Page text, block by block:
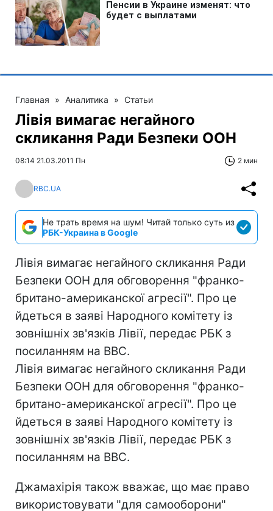
Главная » Аналитика » Статьи
Лівія вимагає негайного
скликання Ради Безпеки ООН
08:14 21.03.2011 Пн 2 мин
RBC.UA
Не трать время на шум! Читай только суть из
РБК-Украина в Google
Лівія вимагає негайного скликання Ради
Безпеки ООН для обговорення "франко-
британо-американскої агресії". Про це
йдеться в заяві Народного комітету із
зовнішніх зв'язків Лівії, передає РБК з
посиланням на ВВС.
Лівія вимагає негайного скликання Ради
Безпеки ООН для обговорення "франко-
британо-американскої агресії". Про це
йдеться в заяві Народного комітету із
зовнішніх зв'язків Лівії, передає РБК з
посиланням на ВВС.
Джамахірія також вважає, що має право
використовувати "для самооборони"